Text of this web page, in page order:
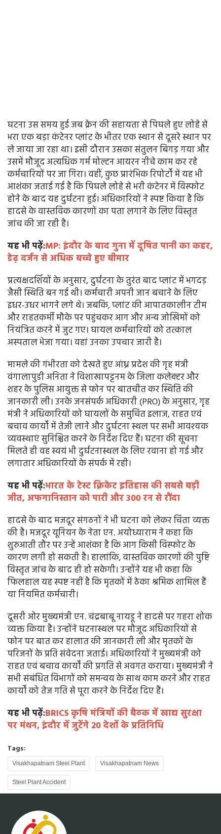
घटना उस समय हुई जब क्रेन की सहायता से पिघले हुए लोहे से
भरा एक बड़ा कंटेनर प्लांट के भीतर एक स्थान से दूसरे स्थान पर
ले जाया जा रहा था। इसी दौरान उसका संतुलन बिगड़ गया और
उसमें मौजूद अत्यधिक गर्म मोल्टन आयरन नीचे काम कर रहे
कर्मचारियों पर जा गिरा। वहीं, कुछ प्रारंभिक रिपोर्टों में यह भी
आशंका जताई गई है कि पिघले लोहे से भरी कंटेनर में विस्फोट
होने के बाद यह दुर्घटना हुई। अधिकारियों ने स्पष्ट किया है कि
हादसे के वास्तविक कारणों का पता लगाने के लिए विस्तृत
जांच की जा रही है।
यह भी पढ़ें:MP: इंदौर के बाद गुना में दूषित पानी का कहर,
डेढ़ दर्जन से अधिक बच्चे हुए बीमार
प्रत्यक्षदर्शियों के अनुसार, दुर्घटना के तुरंत बाद प्लांट में भगदड़
जैसी स्थिति बन गई थी। कर्मचारी अपनी जान बचाने के लिए
इधर-उधर भागने लगे थे। जबकि, प्लांट की आपातकालीन टीम
और राहतकर्मी मौके पर पहुंचकर आग और अन्य जोखिमों को
नियंत्रित करने में जुट गए। घायल कर्मचारियों को तत्काल
अस्पताल भेजा गया। वहां उनका उपचार जारी है।
मामले की गंभीरता को देखते हुए आंध्र प्रदेश की गृह मंत्री
वंगालापुडी अनिता ने विशाखापट्टनम के जिला कलेक्टर और
शहर के पुलिस आयुक्त से फोन पर बातचीत कर स्थिति की
जानकारी ली। उनके जनसंपर्क अधिकारी (PRO) के अनुसार, गृह
मंत्री ने अधिकारियों को घायलों के समुचित इलाज, राहत एवं
बचाव कार्यों में तेजी लाने और दुर्घटना स्थल पर सभी आवश्यक
व्यवस्थाएं सुनिश्चित करने के निर्देश दिए हैं। घटना की सूचना
मिलते ही वह स्वयं भी दुर्घटनास्थल के लिए रवाना हो गई और
लगातार अधिकारियों के संपर्क में रही।
यह भी पढ़ें:भारत के टेस्ट क्रिकेट इतिहास की सबसे बड़ी
जीत, अफगानिस्तान को पारी और 300 रन से रौंदा
हादसे के बाद मजदूर संगठनों ने भी घटना को लेकर चिंता व्यक्त
की है। मजदूर यूनियन के नेता एन. अयोध्याराम ने कहा कि
शुरुआती तौर पर उन्हें आशंका है कि आग किसी विस्फोट के
कारण लगी हो सकती है। हालांकि, वास्तविक कारणों की पुष्टि
विस्तृत जांच के बाद ही हो सकेगी। उन्होंने यह भी कहा कि
फिलहाल यह स्पष्ट नहीं है कि मृतकों में ठेका श्रमिक शामिल हैं
या नियमित कर्मचारी।
दूसरी ओर मुख्यमंत्री एन. चंद्रबाबू नायडू ने हादसे पर गहरा शोक
व्यक्त किया है। उन्होंने घटनास्थल पर मौजूद अधिकारियों से
फोन पर बात कर हालात की जानकारी ली और मृतकों के
परिजनों के प्रति संवेदना जताई। अधिकारियों ने मुख्यमंत्री को
राहत एवं बचाव कार्यों की प्रगति से अवगत कराया। मुख्यमंत्री ने
सभी संबंधित विभागों को समन्वय के साथ काम करने और राहत
कार्यों को तेज गति से पूरा करने के निर्देश दिए हैं।
यह भी पढ़ें:BRICS कृषि मंत्रियों की बैठक में खाद्य सुरक्षा
पर मंथन, इंदौर में जुटेंगे 20 देशों के प्रतिनिधि
Tags:
Visakhapatnam Steel Plant Visakhapatnam News
Steel Plant Accident